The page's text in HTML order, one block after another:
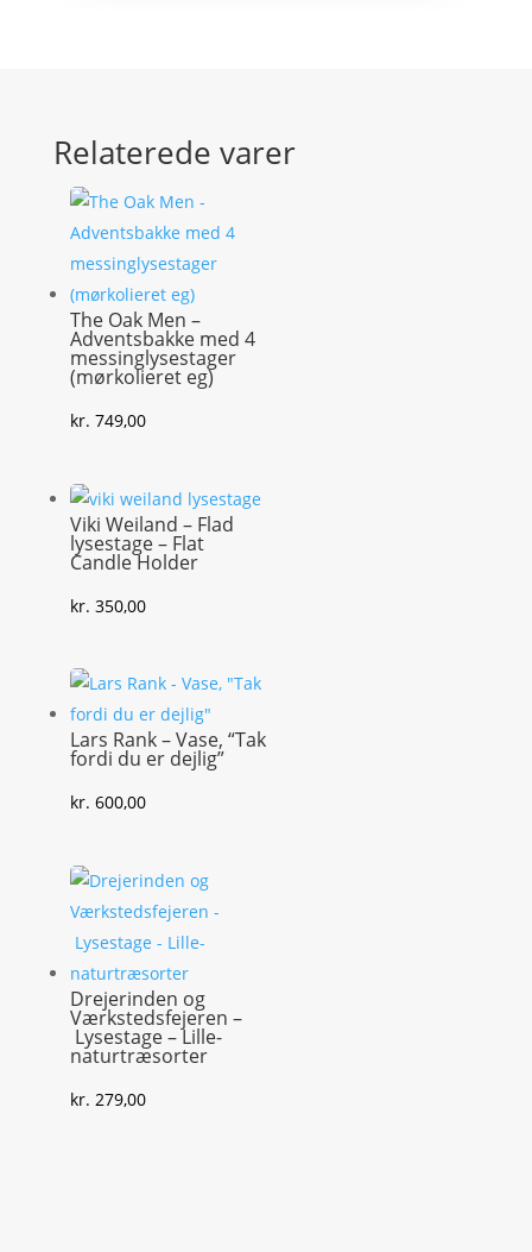
Relaterede varer
The Oak Men –
Adventsbakke med 4
messinglysestager
(mørkolieret eg)
kr. 749,00
Viki Weiland – Flad
lysestage – Flat
Candle Holder
kr. 350,00
Lars Rank – Vase, “Tak
fordi du er dejlig”
kr. 600,00
Drejerinden og
Værkstedsfejeren –
Lysestage – Lille-
naturtræsorter
kr. 279,00